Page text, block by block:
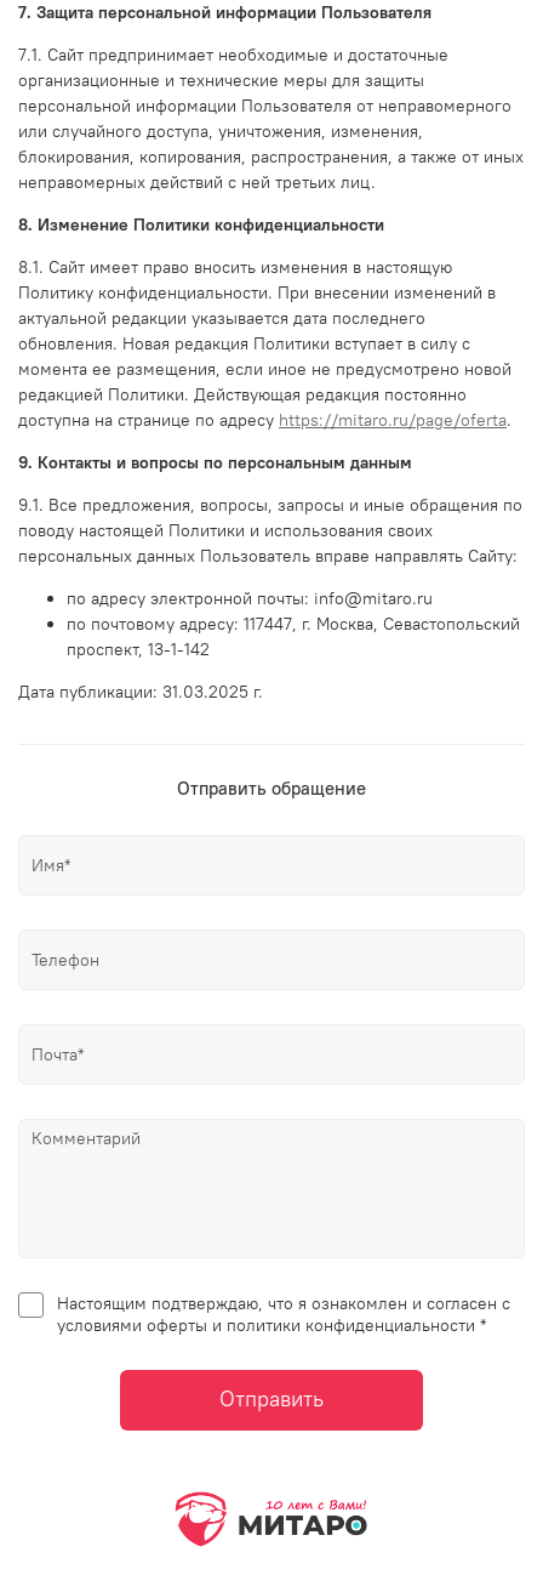
7. Защита персональной информации Пользователя
7.1. Сайт предпринимает необходимые и достаточные
организационные и технические меры для защиты
персональной информации Пользователя от неправомерного
или случайного доступа, уничтожения, изменения,
блокирования, копирования, распространения, а также от иных
неправомерных действий с ней третьих лиц.
8. Изменение Политики конфиденциальности
8.1. Сайт имеет право вносить изменения в настоящую
Политику конфиденциальности. При внесении изменений в
актуальной редакции указывается дата последнего
обновления. Новая редакция Политики вступает в силу с
момента ее размещения, если иное не предусмотрено новой
редакцией Политики. Действующая редакция постоянно
доступна на странице по адресу https://mitaro.ru/page/oferta.
9. Контакты и вопросы по персональным данным
9.1. Все предложения, вопросы, запросы и иные обращения по
поводу настоящей Политики и использования своих
персональных данных Пользователь вправе направлять Сайту:
по адресу электронной почты: info@mitaro.ru
по почтовому адресу: 117447, г. Москва, Севастопольский
проспект, 13-1-142
Дата публикации: 31.03.2025 г.
Отправить обращение
Настоящим подтверждаю, что я ознакомлен и согласен с
условиями оферты и политики конфиденциальности *
Отправить